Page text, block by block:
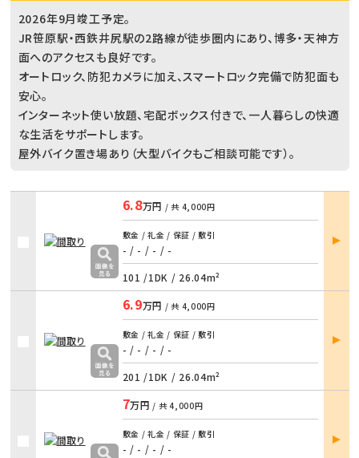
2026年9月竣工予定。
JR笹原駅・西鉄井尻駅の2路線が徒歩圏内にあり、博多・天神方
面へのアクセスも良好です。
オートロック、防犯カメラに加え、スマートロック完備で防犯面も
安心。
インターネット使い放題、宅配ボックス付きで、一人暮らしの快適
な生活をサポートします。
屋外バイク置き場あり（大型バイクもご相談可能です）。
6.8万円 / 共 4,000円
敷金 / 礼金 / 保証 / 敷引
- / - / - / -
101 /1DK / 26.04m²
部屋
詳細
6.9万円 / 共 4,000円
敷金 / 礼金 / 保証 / 敷引
- / - / - / -
201 /1DK / 26.04m²
部屋
詳細
7万円 / 共4,000円
敷金 / 礼金 / 保証 / 敷引
- / - / - / -
部屋
詳細